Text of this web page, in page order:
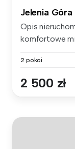
Jelenia Góra
Opis
komfortowe
2 pokoi
2 500 zł